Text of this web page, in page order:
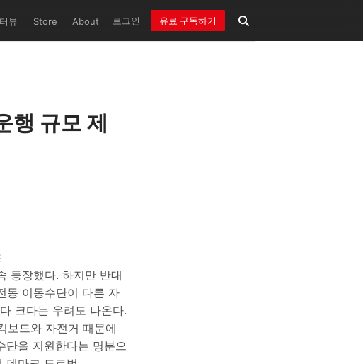
뷰 Store About 로그인 유료 구독하기
행 규모 제
등장했다. 하지만 반대
동 이동수단이 다른 자
크다는 우려도 나온다.
드와 자전거 때문에
단을 지원한다는 명분으